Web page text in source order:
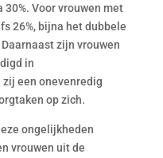
Voor vrouwen met
26%, bijna het dubbele
zijn vrouwen
in
een onevenredig
op zich.
ongelijkheden
vrouwen uit de